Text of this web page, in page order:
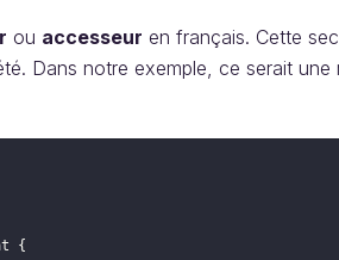
ou accesseur en français. Cette
Dans notre exemple, ce serait une
{